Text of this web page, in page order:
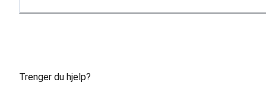
Trenger du hjelp?